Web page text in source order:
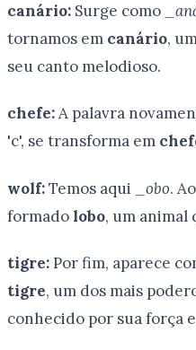
canário: Surge como
tornamos em canário,
seu canto melodioso.
chefe:A palavra
'c', se transforma em
wolf:Temos aqui _obo.
formado lobo, um animal
tigre:Por fim, aparece
tigre, um dos mais
conhecido por sua força